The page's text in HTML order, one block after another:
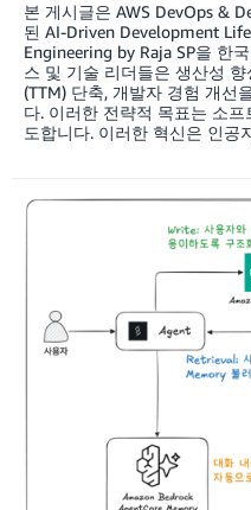
본 게시글은 AWS DevOps &
된 AI-Driven Development
Engineering by Raja SP을 한
스 및 기술 리더들은 생산성
(TTM) 단축, 개발자 경험 개선
다. 이러한 전략적 목표는 소
도합니다. 이러한 혁신은 인